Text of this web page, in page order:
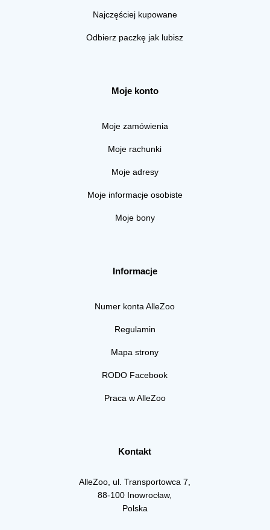
Najczęściej kupowane
Odbierz paczkę jak lubisz
Moje konto
Moje zamówienia
Moje rachunki
Moje adresy
Moje informacje osobiste
Moje bony
Informacje
Numer konta AlleZoo
Regulamin
Mapa strony
RODO Facebook
Praca w AlleZoo
Kontakt
AlleZoo, ul. Transportowca 7,
88-100 Inowrocław,
Polska